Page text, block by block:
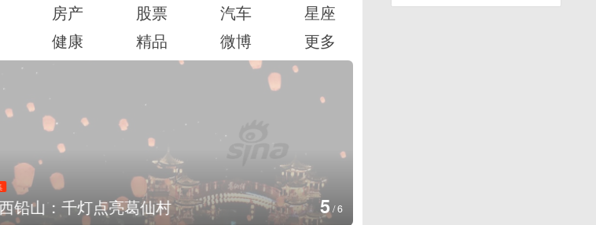
房产 股票 汽车
星座
健康 精品 微博 更多
5/6